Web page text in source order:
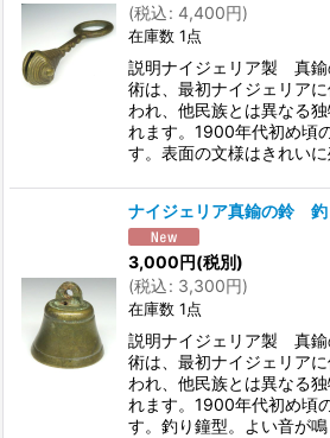
(税込: 4,400円)
在庫数 1点
説明ナイジェリア製 真鍮
術は、最初ナイジェリア
われ、他民族とは異なる
れます。1900年代初め頃
す。表面の文様はきれい
ナイジェリア真鍮の鈴 釣
3,000 円(税別)
(税込: 3,300円)
在庫数 1点
説明ナイジェリア製 真鍮
術は、最初ナイジェリア
われ、他民族とは異なる
れます。1900年代初め頃
す。釣り鐘型。よい音が